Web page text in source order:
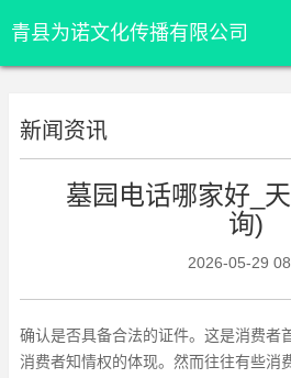
青县为诺文化传播有限公司
新闻资讯
墓园电话哪家好_
询)
2026-05-29
确认是否具备合法的证件。这是消费者
消费者知情权的体现。然而往往有些消